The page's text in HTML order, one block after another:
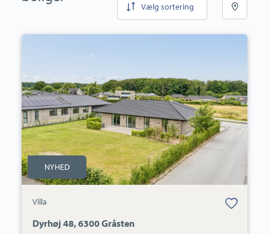
Vælg sortering
6300
Gråsten
NYHED
Villa
Bolig er gemt
under dine
Dyrhøj 48, 6300 Gråsten